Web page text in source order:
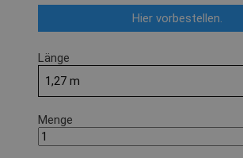
Hier vorbestellen.
Länge
Menge